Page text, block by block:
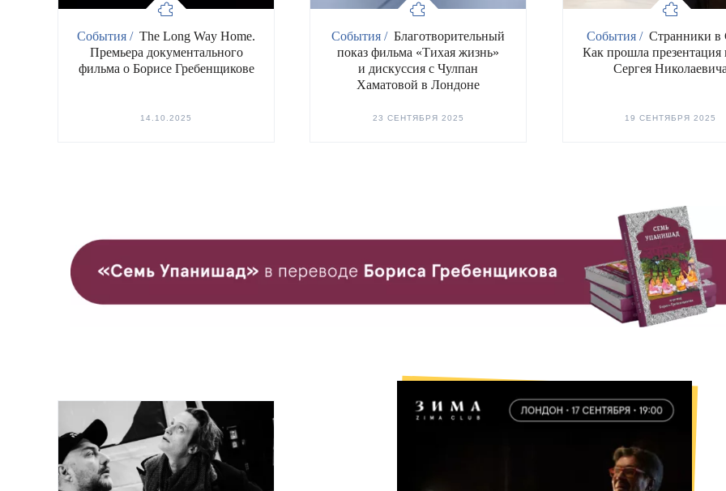
События / The Long Way Home.
Премьера документального
фильма о Борисе Гребенщикове
14.10.2025
События / Благотворительный
показ фильма «Тихая жизнь»
и дискуссия с Чулпан
Хаматовой в Лондоне
23 СЕНТЯБРЯ 2025
События / Странники в
Как прошла презентация
Сергея
19 СЕНТЯБРЯ 2025